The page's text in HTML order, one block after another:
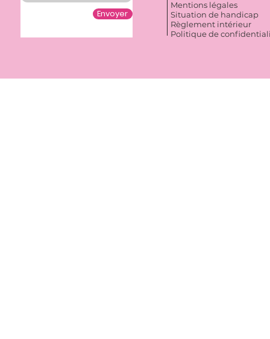
Envoyer
Mentions légales
Situation de handicap
Règlement intérieur
Politique de